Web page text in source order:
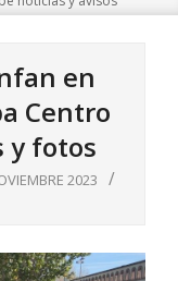
en
Centro
y fotos
2023